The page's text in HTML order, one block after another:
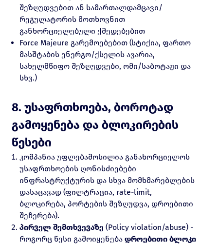
შეზღუდვებით ან სამართალდამცავი/
რეგულატორის მოთხოვნით
განხორციელებული ქმედებებით
Force Majeure გარემოებებით (სტიქია, ფართო
მასშტაბის ენერგო/ქსელის ავარია,
სახელმწიფო შეზღუდვები, ომი/საბოტაჟი და
სხვ.)
8. უსაფრთხოება, ბოროტად
გამოყენება და ბლოკირების
წესები
კომპანია უფლებამოსილია განახორციელოს
უსაფრთხოების ღონისძიებები
ინფრასტრუქტურის და სხვა მომხმარებლების
დასაცავად (ფილტრაცია, rate-limit,
ბლოკირება, პორტების შეზღუდვა, დროებითი
შეჩერება).
პირველ შემთხვევაზე (Policy violation/abuse) -
როგორც წესი გამოიყენება დროებითი ბლოკი